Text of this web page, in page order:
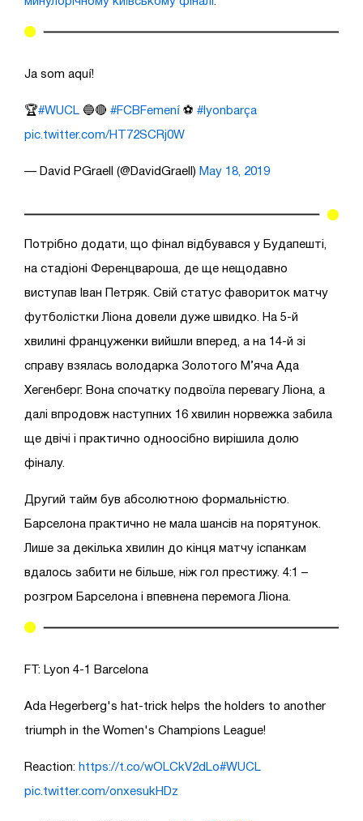
Ja som aquí!
🏆#WUCL 🔵🔴 #FCBFemení ⚽️ #lyonbarça
pic.twitter.com/HT72SCRj0W
— David PGraell (@DavidGraell) May 18, 2019
Потрібно додати, що фінал відбувався у Будапешті,
на стадіоні Ференцвароша, де ще нещодавно
виступав Іван Петряк. Свій статус фавориток матчу
футболістки Ліона довели дуже швидко. На 5-й
хвилині француженки вийшли вперед, а на 14-й зі
справу взялась володарка Золотого М’яча Ада
Хегенберг. Вона спочатку подвоїла перевагу Ліона, а
далі впродовж наступних 16 хвилин норвежка забила
ще двічі і практично одноосібно вирішила долю
фіналу.
Другий тайм був абсолютною формальністю.
Барселона практично не мала шансів на порятунок.
Лише за декілька хвилин до кінця матчу іспанкам
вдалось забити не більше, ніж гол престижу. 4:1 –
розгром Барселона і впевнена перемога Ліона.
FT: Lyon 4-1 Barcelona
Ada Hegerberg's hat-trick helps the holders to another
triumph in the Women's Champions League!
Reaction: https://t.co/wOLCkV2dLo#WUCL
pic.twitter.com/onxesukHDz